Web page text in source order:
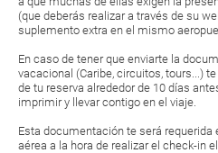
(que deberás realizar a través de su
suplemento extra en el mismo
En caso de tener que enviarte la
vacacional (Caribe, circuitos, tours...)
de tu reserva alrededor de 10 días
imprimir y llevar contigo en el viaje.
Esta documentación te será
aérea a la hora de realizar el check-in